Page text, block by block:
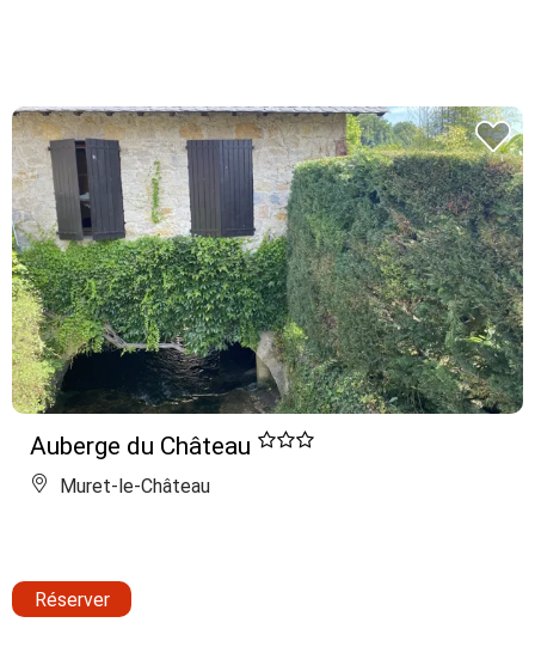
Auberge du Château
Muret-le-Château
Réserver